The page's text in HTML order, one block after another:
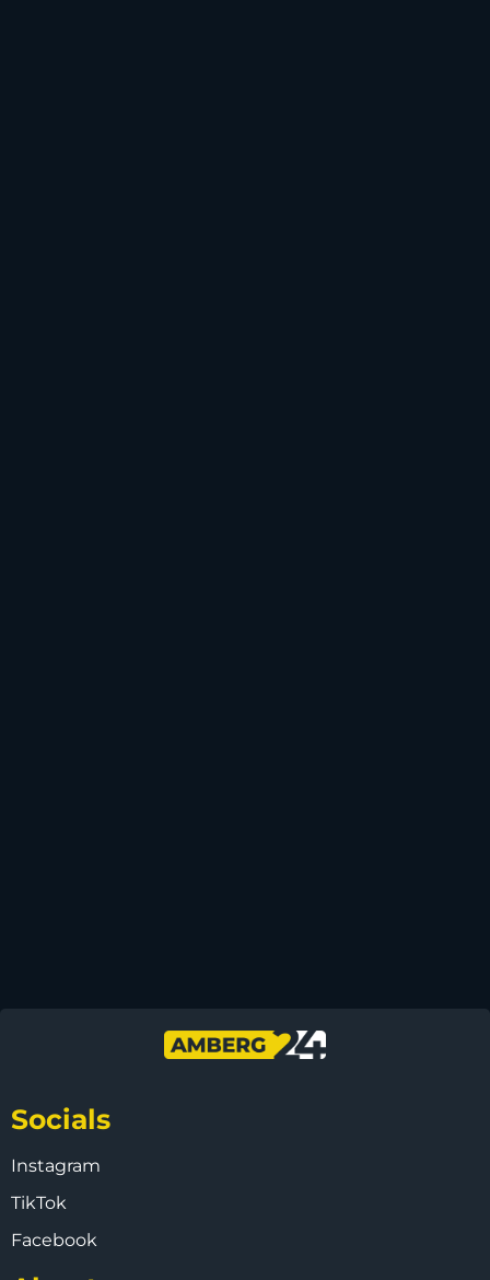
Socials
Instagram
TikTok
Facebook